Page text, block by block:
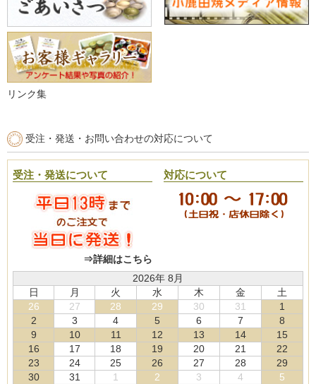
リンク集
受注・発送・お問い合わせの対応について
受注・発送について
⇒詳細はこちら
対応について
2026年 8月
日
月 火 水 木 金
土
26
27 28 29 30 31
1
2
3 4 5 6 7
8
9
10 11 12 13 14
15
16
17 18 19 20 21
22
23
24 25 26 27 28
29
30
31 1 2 3 4
5